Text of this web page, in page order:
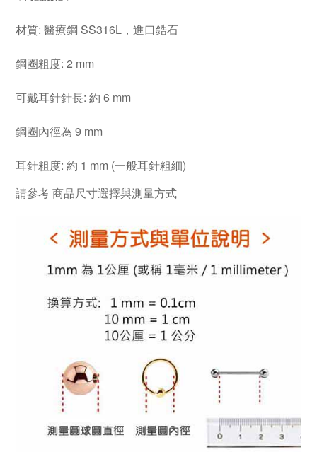
材質: 醫療鋼 SS316L，進口鋯石
鋼圈粗度: 2 mm
可戴耳針針長: 約 6 mm
鋼圈內徑為 9 mm
耳針粗度: 約 1 mm (一般耳針粗細)
請參考商品尺寸選擇與測量方式